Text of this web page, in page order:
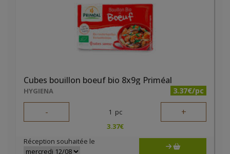
Cubes bouillon boeuf bio 8x9g Priméal
HYGIENA 3.37€/pc
- 1 pc +
3.37€
Réception souhaitée le